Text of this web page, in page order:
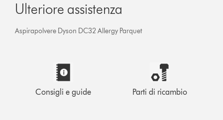
Ulteriore assistenza
Aspirapolvere Dyson DC32 Allergy Parquet
Consigli e guide Parti di ricambio